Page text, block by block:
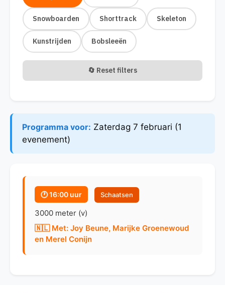
Snowboarden Shorttrack Skeleton
Kunstrijden Bobsleeën
🔄 Reset filters
Programma voor: Zaterdag 7 februari (1
evenement)
🕐 16:00 uur Schaatsen
3000 meter (v)
🇳🇱 Met: Joy Beune, Marijke Groenewoud
en Merel Conijn